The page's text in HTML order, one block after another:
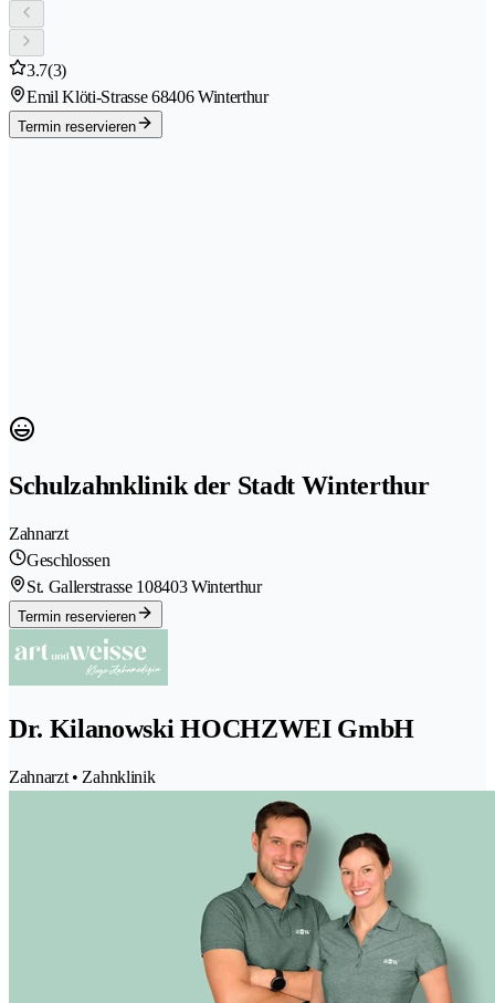
3.7(3)
Emil Klöti-Strasse 68406 Winterthur
Termin reservieren
Schulzahnklinik der Stadt Winterthur
Zahnarzt
Geschlossen
St. Gallerstrasse 108403 Winterthur
Termin reservieren
Dr. Kilanowski HOCHZWEI GmbH
Zahnarzt • Zahnklinik